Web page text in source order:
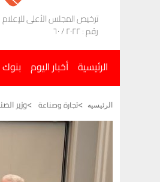
ترخيص المجلس الأعلى للإعلام
رقم : ٢٠٢٢ / ٦٠
الرئيسية أخبار اليوم
الرئيسيه تجارة وصناعة وزير